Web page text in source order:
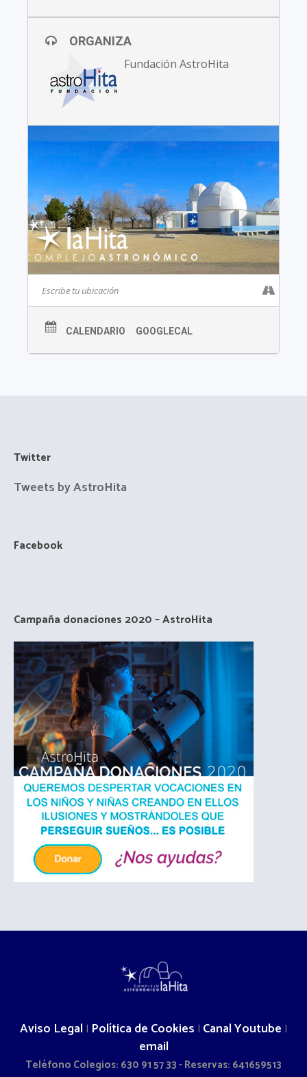
ORGANIZA
Fundación AstroHita
CALENDARIO GOOGLECAL
Twitter
Tweets by AstroHita
Facebook
Campaña donaciones 2020 – AstroHita
Aviso Legal | Política de Cookies | Canal Youtube |
email
Teléfono Colegios: 630 91 57 33 - Reservas: 641659513